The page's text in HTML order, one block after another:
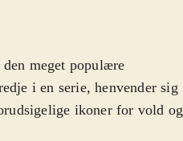
meget populære
i en serie, henvender sig
ikoner for vold og